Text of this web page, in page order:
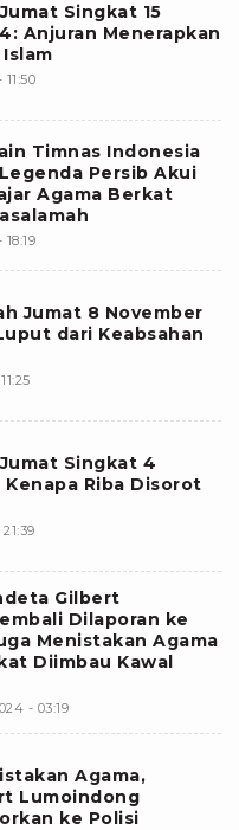
Singkat 15
Anjuran Menerapkan
Timnas Indonesia
Persib Akui
Agama Berkat
Jumat 8 November
dari Keabsahan
Singkat 4
Riba Disorot
Gilbert
Dilaporan ke
Menistakan Agama
Diimbau Kawal
- 03:19
Agama,
Lumoindong
ke Polisi